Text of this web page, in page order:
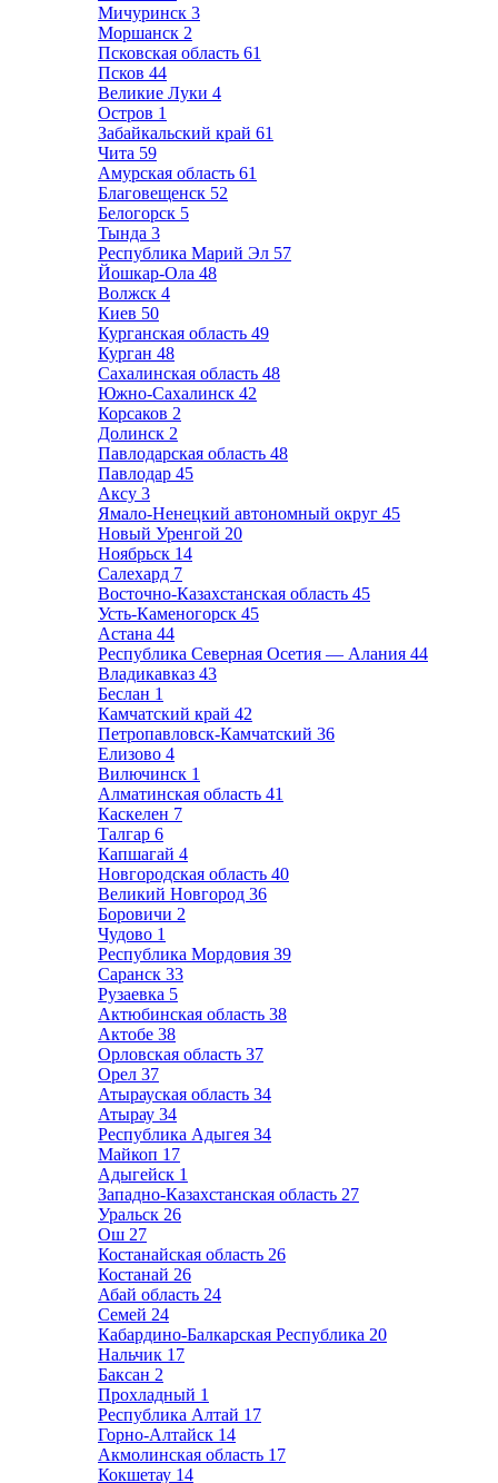
Мичуринск 3
Моршанск 2
Псковская область 61
Псков 44
Великие Луки 4
Остров 1
Забайкальский край 61
Чита 59
Амурская область 61
Благовещенск 52
Белогорск 5
Тында 3
Республика Марий Эл 57
Йошкар-Ола 48
Волжск 4
Киев 50
Курганская область 49
Курган 48
Сахалинская область 48
Южно-Сахалинск 42
Корсаков 2
Долинск 2
Павлодарская область 48
Павлодар 45
Аксу 3
Ямало-Ненецкий автономный округ 45
Новый Уренгой 20
Ноябрьск 14
Салехард 7
Восточно-Казахстанская область 45
Усть-Каменогорск 45
Астана 44
Республика Северная Осетия — Алания 44
Владикавказ 43
Беслан 1
Камчатский край 42
Петропавловск-Камчатский 36
Елизово 4
Вилючинск 1
Алматинская область 41
Каскелен 7
Талгар 6
Капшагай 4
Новгородская область 40
Великий Новгород 36
Боровичи 2
Чудово 1
Республика Мордовия 39
Саранск 33
Рузаевка 5
Актюбинская область 38
Актобе 38
Орловская область 37
Орел 37
Атырауская область 34
Атырау 34
Республика Адыгея 34
Майкоп 17
Адыгейск 1
Западно-Казахстанская область 27
Уральск 26
Ош 27
Костанайская область 26
Костанай 26
Абай область 24
Семей 24
Кабардино-Балкарская Республика 20
Нальчик 17
Баксан 2
Прохладный 1
Республика Алтай 17
Горно-Алтайск 14
Акмолинская область 17
Кокшетау 14